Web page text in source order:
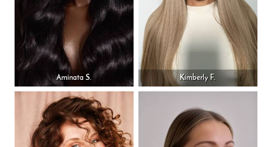
Aminata S. Kimberly F.